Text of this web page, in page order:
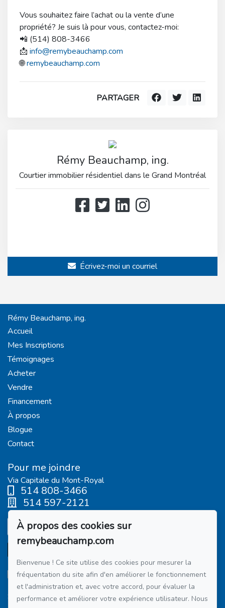
Vous souhaitez faire l’achat ou la vente d’une
propriété? Je suis là pour vous, contactez-moi:
📲 (514) 808-3466
📩 info@remybeauchamp.com
🌐remybeauchamp.com
PARTAGER
Rémy Beauchamp, ing.
Courtier immobilier résidentiel dans le Grand Montréal
Écrivez-moi un courriel
Rémy Beauchamp, ing.
Accueil
Mes Inscriptions
Témoignages
Acheter
Vendre
Financement
À propos
Blogue
Contact
Pour me joindre
Via Capitale du Mont-Royal
514 808-3466
514 597-2121
Écrivez-moi un courriel
Suivez-moi sur Facebook !
À propos des cookies sur
remybeauchamp.com
Bienvenue ! Ce site utilise des cookies pour mesurer la
fréquentation du site afin d'en améliorer le fonctionnement
et l'administration et, avec votre accord, pour évaluer la
performance et améliorer votre expérience utilisateur. Nous